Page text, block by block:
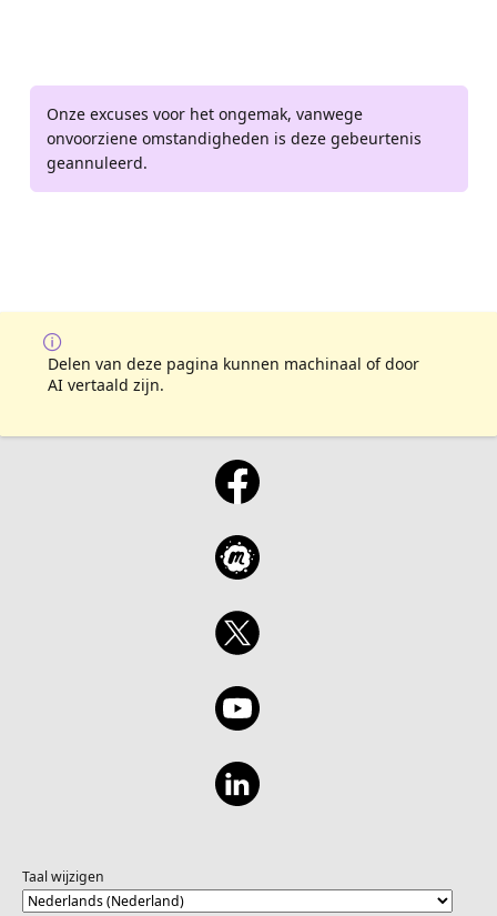
Onze excuses voor het ongemak, vanwege
onvoorziene omstandigheden is deze gebeurtenis
geannuleerd.
Delen van deze pagina kunnen machinaal of door
AI vertaald zijn.
Taal wijzigen